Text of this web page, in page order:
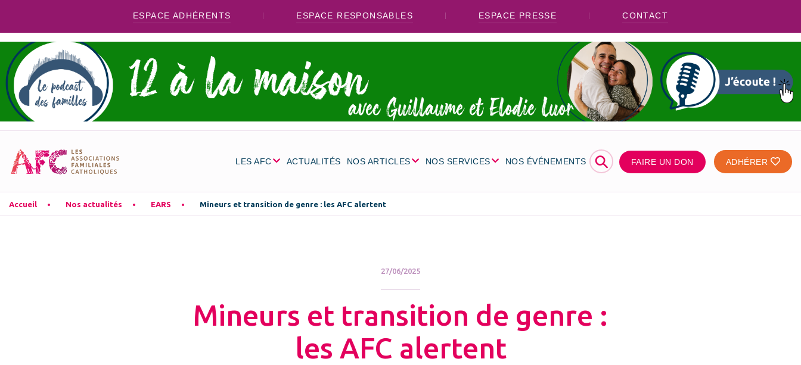
ESPACE ADHÉRENTS ESPACE RESPONSABLES ESPACE PRESSE CONTACT
LES AFC ACTUALITÉS NOS ARTICLES NOS SERVICES NOS ÉVÉNEMENTS ⚲ FAIRE UN DON ADHÉRER
Accueil Nos actualités EARS Mineurs et transition de genre : les AFC alertent
27/06/2025
Mineurs et transition de genre :
les AFC alertent